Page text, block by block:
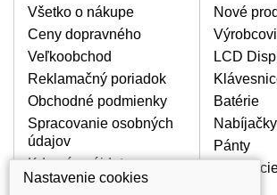
poškrábanie. Ďalej zvislé pruhy,
displej, preblikávanie alebo
jas.
LCD DISPLEJE
KVALITY !
Skladom držíme len originálne
spĺňajú vysokú kvalitu triedy
pixelov a to po celú dobu záruky.
AKO ZISTÍTE AKÝ
Všetko o nákupe
Ceny dopravného
Veľkoobchod
Reklamačný poriadok
Obchodné podmienky
Spracovanie osobných
údajov
Kde nás nájdete
Nové
LCD
Batérie
Nabíjačky
Pánty
Nastavenie cookies